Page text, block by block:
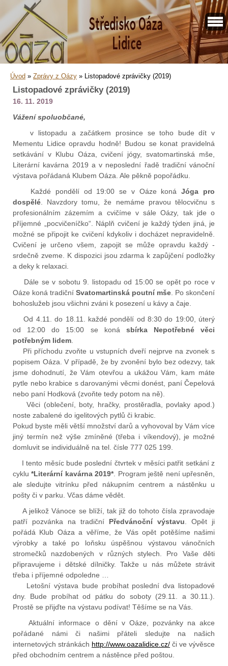
Úvod » Zprávy z Oázy » Listopadové zprávičky (2019)
Listopadové zprávičky (2019)
16. 11. 2019
Vážení spoluobčané,
v listopadu a začátkem prosince se toho bude dít v
Mementu Lidice opravdu hodně! Budou se konat pravidelná
setkávání v Klubu Oáza, cvičení jógy, svatomartinská mše,
Literární kavárna 2019 a v neposlední řadě tradiční vánoční
výstava pořádaná Klubem Oáza. Ale pěkně popořádku.
Každé pondělí od 19:00 se v Oáze konáJóga pro
dospělé . Navzdory tomu, že nemáme pravou tělocvičnu s
profesionálním zázemím a cvičíme v sále Oázy, tak jde o
příjemné „pocvičeníčko“. Náplň cvičení je každý týden jiná, je
možné se připojit ke cvičení kdykoliv i docházet nepravidelně.
Cvičení je určeno všem, zapojit se může opravdu každý -
srdečně zveme. K dispozici jsou zdarma k zapůjčení podložky
a deky k relaxaci.
Dále se v sobotu 9. listopadu od 15:00 se opět po roce v
Oáze koná tradiční Svatomartinská poutní mše . Po skončení
bohoslužeb jsou všichni zváni k posezení u kávy a čaje.
Od 4.11. do 18.11. každé pondělí od 8:30 do 19:00, úterý
od 12:00 do 15:00 se koná sbírka Nepotřebné věci
potřebným lidem
Při příchodu zvoňte u vstupních dveří nejprve na zvonek s
popisem Oáza. V případě, že by zvonění bylo bez odezvy, tak
jsme dohodnutí, že Vám otevřou a ukážou Vám, kam máte
pytle nebo krabice s darovanými věcmi donést, paní Čepelová
nebo paní Hodková (zvoňte tedy potom na ně).
Věci (oblečení, boty, hračky, prostěradla, povlaky apod.)
noste zabalené do igelitových pytlů či krabic.
Pokud byste měli větší množství darů a vyhovoval by Vám více
jiný termín než výše zmíněné (třeba i víkendový), je možné
domluvit se individuálně na tel. čísle 777 025 199.
I tento měsíc bude poslední čtvrtek v měsíci patřit setkání z
cyklu*Literární kavárna 2019*. Program ještě není upřesněn,
ale sledujte vitrínku před nákupním centrem a nástěnku u
pošty či v parku. Včas dáme vědět.
A jelikož Vánoce se blíží, tak již do tohoto čísla zpravodaje
patří pozvánka na tradiční Předvánoční výstavu . Opět ji
pořádá Klub Oáza a věříme, že Vás opět potěšíme našimi
výrobky a také po loňsku úspěšnou výstavou vánočních
stromečků nazdobených v různých stylech. Pro Vaše děti
připravujeme i dětské dílničky. Takže u nás můžete strávit
třeba i příjemné odpoledne …
Letošní výstava bude probíhat poslední dva listopadové
dny. Bude probíhat od pátku do soboty (29.11. a 30.11.).
Prostě se přijďte na výstavu podívat! Těšíme se na Vás.
Aktuální informace o dění v Oáze, pozvánky na akce
pořádané námi či našimi přáteli sledujte na našich
internetových stránkách http://www.oazalidice.cz/ či ve vývěsce
před obchodním centrem a nástěnce před poštou.